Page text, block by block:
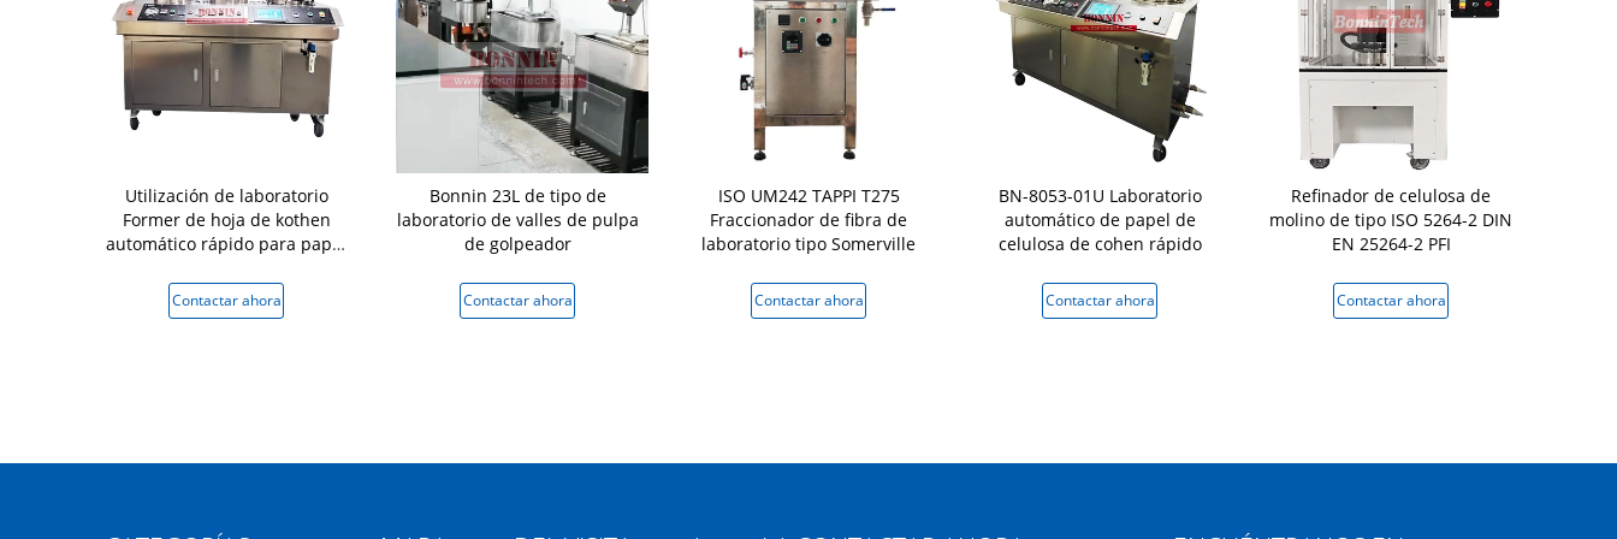
Utilización de laboratorio
Former de hoja de kothen
automático rápido para papel
Contactar ahora
Bonnin 23L de tipo de
laboratorio de valles de pulpa
de golpeador
Contactar ahora
ISO UM242 TAPPI T275
Fraccionador de fibra de
laboratorio tipo Somerville
Contactar ahora
BN-8053-01U Laboratorio
automático de papel de
celulosa de cohen rápido
Contactar ahora
Refinador de celulosa de
molino de tipo ISO 5264-2 DIN
EN 25264-2 PFI
Contactar ahora